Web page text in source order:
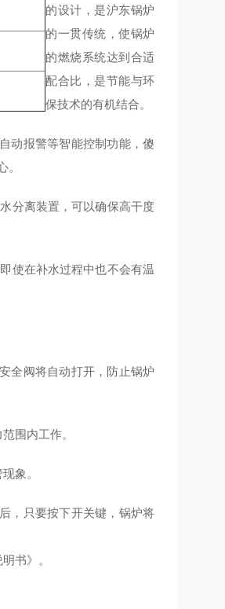
的设计，是沪东锅炉
的一贯传统，使锅炉
的燃烧系统达到合适
配合比，是节能与环
保技术的有机结合。
动报警等智能控制功能，傻
分离装置，可以确保高干度
使在补水过程中也不会有温
全阀将自动打开，防止锅炉
围内工作。
象。
，只要按下开关键，锅炉将
书》。